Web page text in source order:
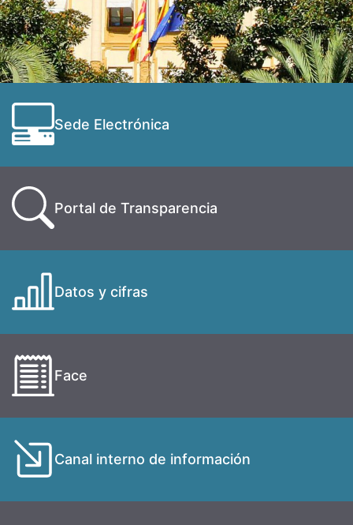
Sede Electrónica
Portal de Transparencia
Datos y cifras
Face
Canal interno de información